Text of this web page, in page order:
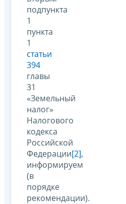
подпункта
1
пункта
1
статьи
394
главы
31
«Земельный
налог»
Налогового
кодекса
Российской
Федерации[2],
информируем
(в
порядке
рекомендации).